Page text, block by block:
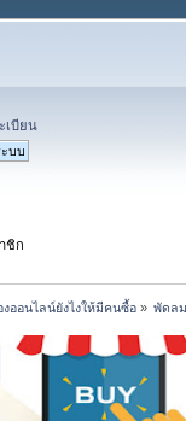
เบียน
ชิก
ออนไลน์ยังไงให้มีคนซื้อ» พัดล